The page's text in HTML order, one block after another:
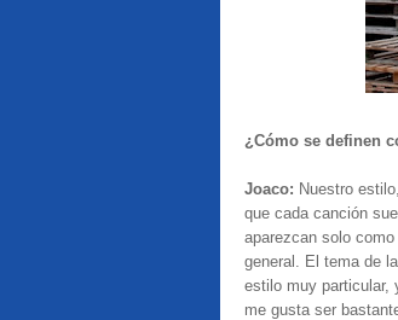
¿Cómo se definen
Joaco: Nuestro
que cada canción
aparezcan solo
general. El tema de
estilo muy particular,
me gusta ser